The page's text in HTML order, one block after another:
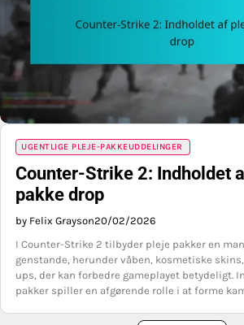
UGENTLIGE PLEJE-PAKKEUDDELINGER
Counter-Strike 2: Indholdet
pakke drop
by Felix Grayson20/02/2026
I Counter-Strike 2 tilbyder pleje pakker en
genstande, herunder våben, kosmetiske
ups, der kan forbedre gameplayet betydeligt.
pakker spiller en afgørende rolle i at forme